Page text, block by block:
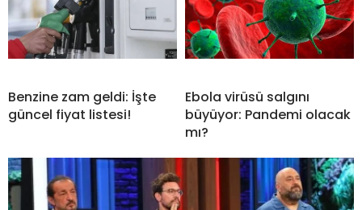
Benzine zam geldi: İşte
güncel fiyat listesi!
Ebola virüsü salgını
büyüyor: Pandemi olacak
mı?